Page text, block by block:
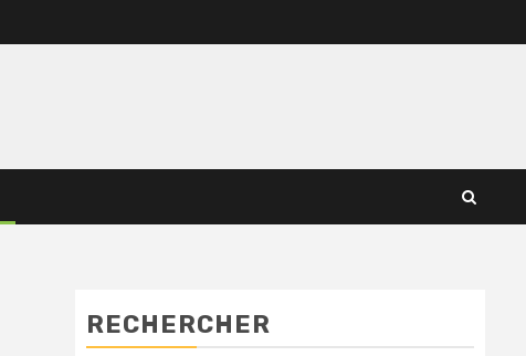
RECHERCHER